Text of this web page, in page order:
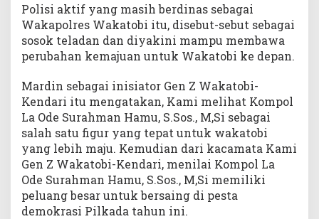
a
m
u
M
j
S
e
b
a
g
a
i
C
Polisi aktif yang masih berdinas sebagai
Wakapolres Wakatobi itu, disebut-sebut sebagai
sosok teladan dan diyakini mampu membawa
perubahan kemajuan untuk Wakatobi ke depan.
Mardin sebagai inisiator Gen Z Wakatobi-
Kendari itu mengatakan, Kami melihat Kompol
La Ode Surahman Hamu, S.Sos., M,Si sebagai
salah satu figur yang tepat untuk wakatobi
yang lebih maju. Kemudian dari kacamata Kami
Gen Z Wakatobi-Kendari, menilai Kompol La
Ode Surahman Hamu, S.Sos., M,Si memiliki
peluang besar untuk bersaing di pesta
demokrasi Pilkada tahun ini.